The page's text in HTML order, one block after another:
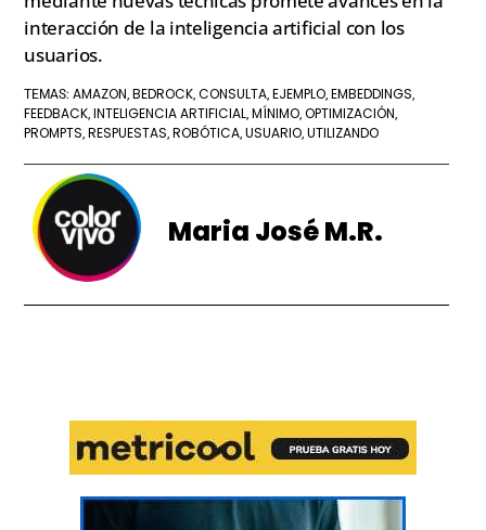
interacción de la inteligencia artificial con los
usuarios.
TEMAS:AMAZON ,BEDROCK ,CONSULTA ,EJEMPLO ,EMBEDDINGS
FEEDBACK ,INTELIGENCIA ARTIFICIAL ,MÍNIMO ,OPTIMIZACIÓN
PROMPTS ,RESPUESTAS ,ROBÓTICA ,USUARIO ,UTILIZANDO
Maria José M.R.